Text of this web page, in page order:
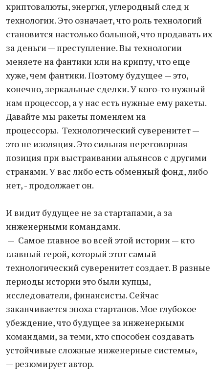
криптовалюты, энергия, углеродный след и
технологии. Это означает, что роль технологий
становится настолько большой, что продавать их
за деньги — преступление. Вы технологии
меняете на фантики или на крипту, что еще
хуже, чем фантики. Поэтому будущее — это,
конечно, зеркальные сделки. У кого-то нужный
нам процессор, а у нас есть нужные ему ракеты.
Давайте мы ракеты поменяем на
процессоры. Технологический суверенитет —
это не изоляция. Это сильная переговорная
позиция при выстраивании альянсов с другими
странами. У вас либо есть обменный фонд, либо
нет, - продолжает он.
И видит будущее не за стартапами, а за
инженерными командами.
— Самое главное во всей этой истории — кто
главный герой, который этот самый
технологический суверенитет создает. В разные
периоды истории это были купцы,
исследователи, финансисты. Сейчас
заканчивается эпоха стартапов. Мое глубокое
убеждение, что будущее за инженерными
командами, за теми, кто способен создавать
устойчивые сложные инженерные системы»,
— резюмирует автор.